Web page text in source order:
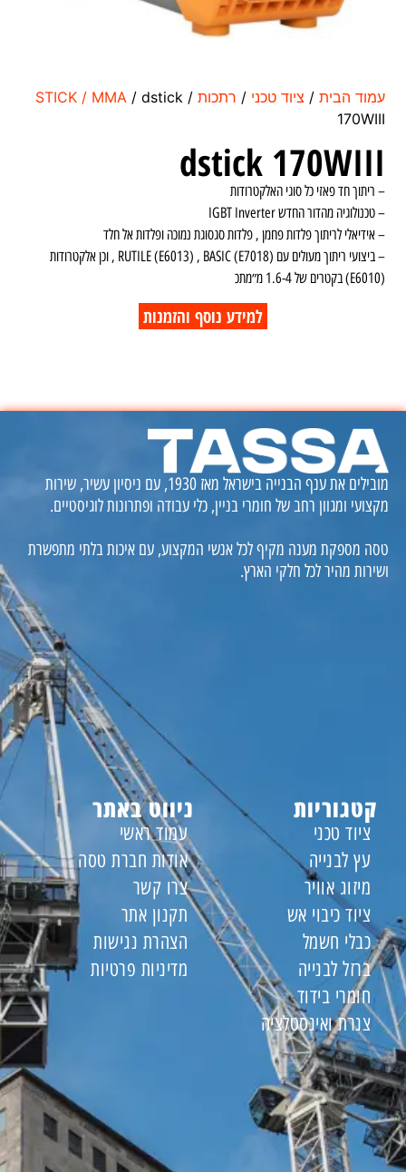
עמוד הבית / ציוד טכני / רתכות /
STICK / MMA/ dstick
170WIII
dstick 170WIII
– ריתוך חד פאזי כל סוגי האלקטרודות
– טכנולוגיה מהדור החדש IGBT Inverter
– אידיאלי לריתוך פלדות פחמן , פלדות סגסוגת נמוכה ופלדות אל חלד
– ביצועי ריתוך מעולים עם RUTILE (E6013) , BASIC (E7018) , וכן אלקטרודות
(E6010) בקטרים של 1.6-4 מ״מתכ
למידע נוסף והזמנות
מובילים את ענף הבנייה בישראל מאז 1930, עם ניסיון עשיר, שירות
מקצועי ומגוון רחב של חומרי בניין, כלי עבודה ופתרונות לוגיסטיים.
טסה מספקת מענה מקיף לכל אנשי המקצוע, עם איכות בלתי מתפשרת
ושירות מהיר לכל חלקי הארץ.
ניווט באתר
עמוד ראשי
אודות חברת טסה
צרו קשר
תקנון אתר
הצהרת נגישות
מדיניות פרטיות
קטגוריות
ציוד טכני
עץ לבנייה
מיזוג אוויר
ציוד כיבוי אש
כבלי חשמל
ברזל לבנייה
חומרי בידוד
צנרת ואינסטלציה